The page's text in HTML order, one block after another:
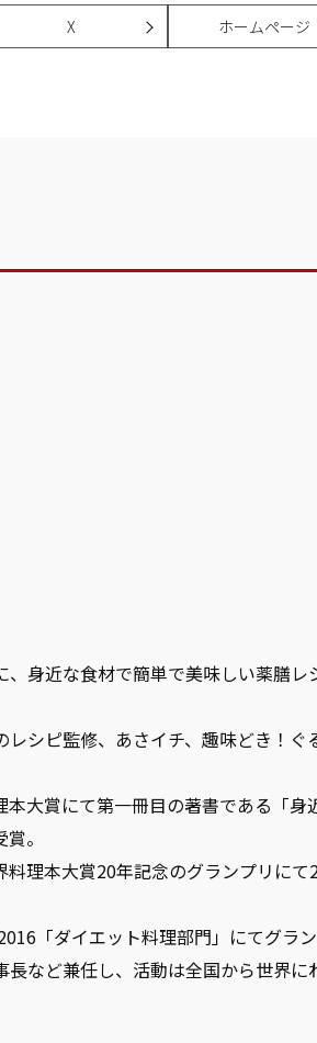
X ホームページ
、身近な食材で簡単で美味しい薬膳
シピ監修、あさイチ、趣味どき！
大賞にて第一冊目の著書である「身
。
理本大賞20年記念のグランプリに
「ダイエット料理部門」にてグラ
など兼任し、活動は全国から世界に